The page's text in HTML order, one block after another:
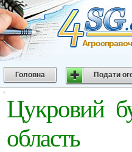
Головна Подати
Цукровий
область